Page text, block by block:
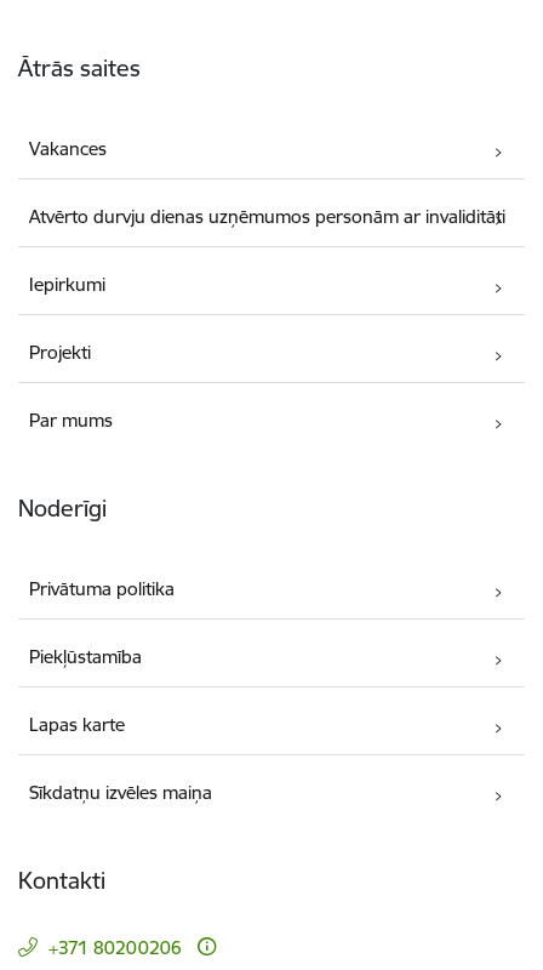
Ātrās saites
Vakances
Atvērto durvju dienas uzņēmumos personām ar invaliditāti
Iepirkumi
Projekti
Par mums
Noderīgi
Privātuma politika
Piekļūstamība
Lapas karte
Sīkdatņu izvēles maiņa
Kontakti
+371 80200206